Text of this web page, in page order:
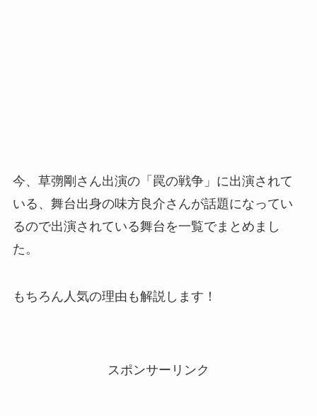
今、草彅剛さん出演の「罠の戦争」に出演されて
いる、舞台出身の味方良介さんが話題になってい
るので出演されている舞台を一覧でまとめまし
た。
もちろん人気の理由も解説します！
スポンサーリンク